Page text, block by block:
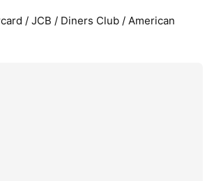
/ JCB / Diners Club / American